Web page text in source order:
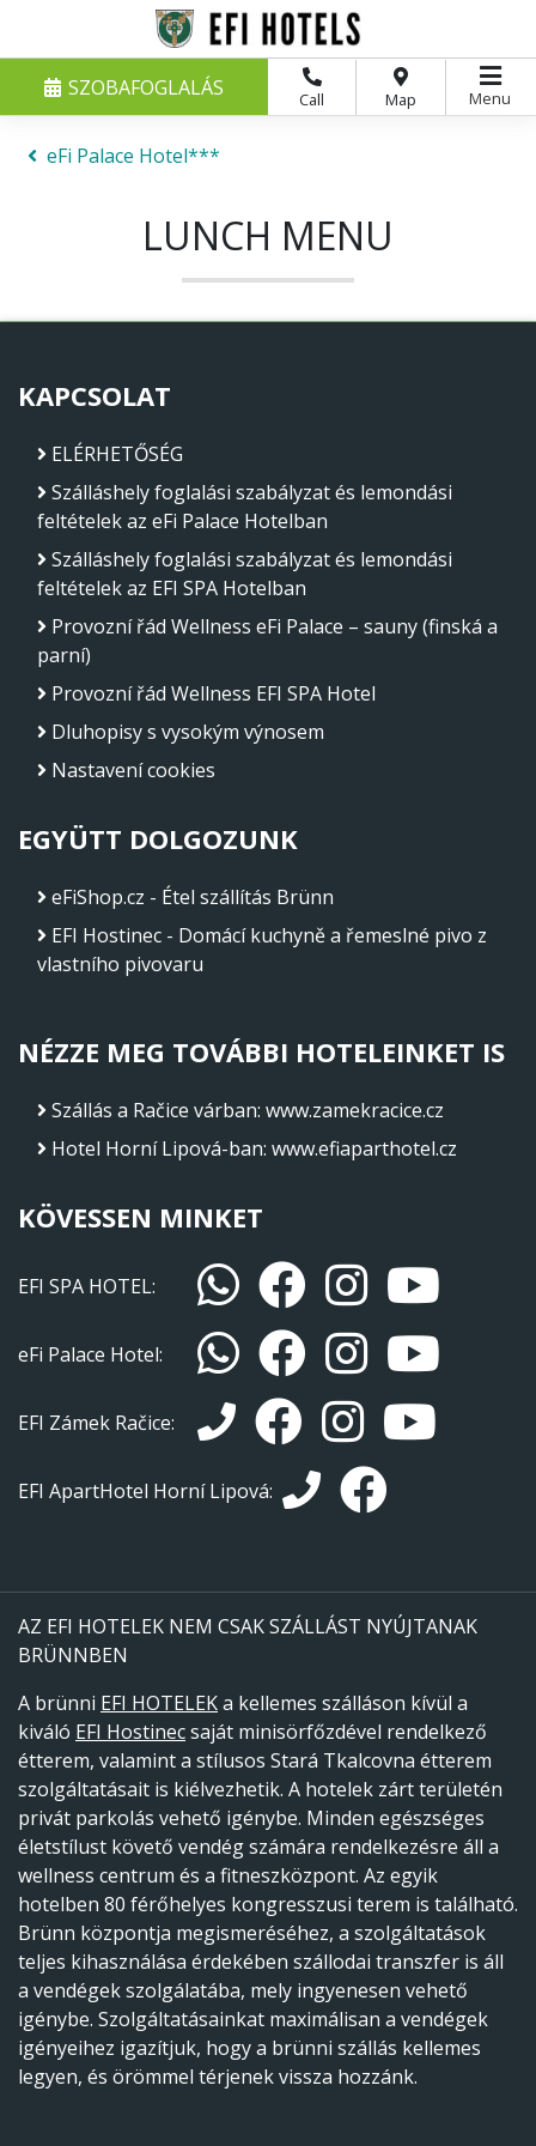
Call Map
SZOBAFOGLALÁS Menu
eFi Palace Hotel***
LUNCH MENU
KAPCSOLAT
ELÉRHETŐSÉG
Szálláshely foglalási szabályzat és lemondási
feltételek az eFi Palace Hotelban
Szálláshely foglalási szabályzat és lemondási
feltételek az EFI SPA Hotelban
Provozní řád Wellness eFi Palace – sauny (finská a
parní)
Provozní řád Wellness EFI SPA Hotel
Dluhopisy s vysokým výnosem
Nastavení cookies
EGYÜTT DOLGOZUNK
eFiShop.cz - Étel szállítás Brünn
EFI Hostinec - Domácí kuchyně a řemeslné pivo z
vlastního pivovaru
NÉZZE MEG TOVÁBBI HOTELEINKET IS
Szállás a Račice várban: www.zamekracice.cz
Hotel Horní Lipová-ban: www.efiaparthotel.cz
KÖVESSEN MINKET
EFI SPA HOTEL:
eFi Palace Hotel:
EFI Zámek Račice:
EFI ApartHotel Horní Lipová:
AZ EFI HOTELEK NEM CSAK SZÁLLÁST NYÚJTANAK
BRÜNNBEN
A brünni EFI HOTELEKa kellemes szálláson kívül a
kiváló EFI Hostinecsaját minisörfőzdével rendelkező
étterem, valamint a stílusos Stará Tkalcovna étterem
szolgáltatásait is kiélvezhetik. A hotelek zárt területén
privát parkolás vehető igénybe. Minden egészséges
életstílust követő vendég számára rendelkezésre áll a
wellness centrum és a fitneszközpont. Az egyik
hotelben 80 férőhelyes kongresszusi terem is található.
Brünn központja megismeréséhez, a szolgáltatások
teljes kihasználása érdekében szállodai transzfer is áll
a vendégek szolgálatába, mely ingyenesen vehető
igénybe. Szolgáltatásainkat maximálisan a vendégek
igényeihez igazítjuk, hogy a brünni szállás kellemes
legyen, és örömmel térjenek vissza hozzánk.